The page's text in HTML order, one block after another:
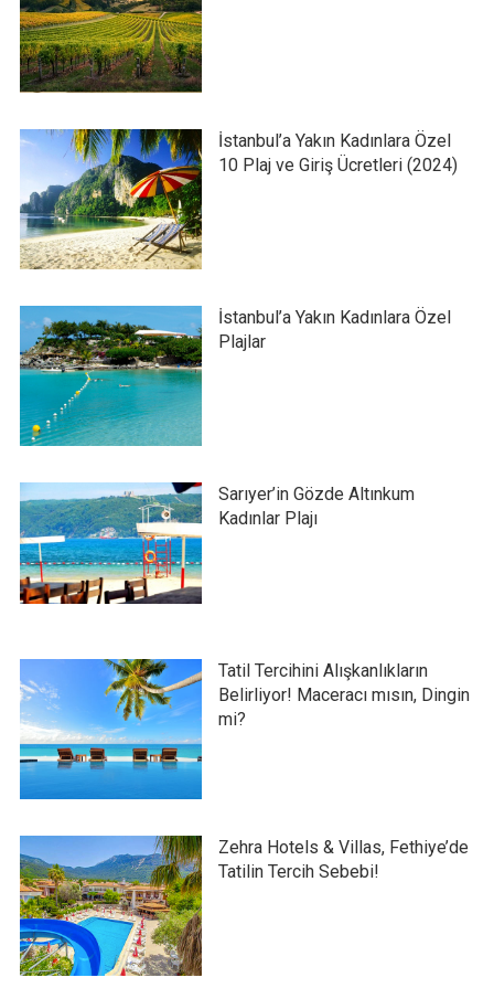
İstanbul’a Yakın Kadınlara Özel
10 Plaj ve Giriş Ücretleri (2024)
İstanbul’a Yakın Kadınlara Özel
Plajlar
Sarıyer’in Gözde Altınkum
Kadınlar Plajı
Tatil Tercihini Alışkanlıkların
Belirliyor! Maceracı mısın, Dingin
mi?
Zehra Hotels & Villas, Fethiye’de
Tatilin Tercih Sebebi!